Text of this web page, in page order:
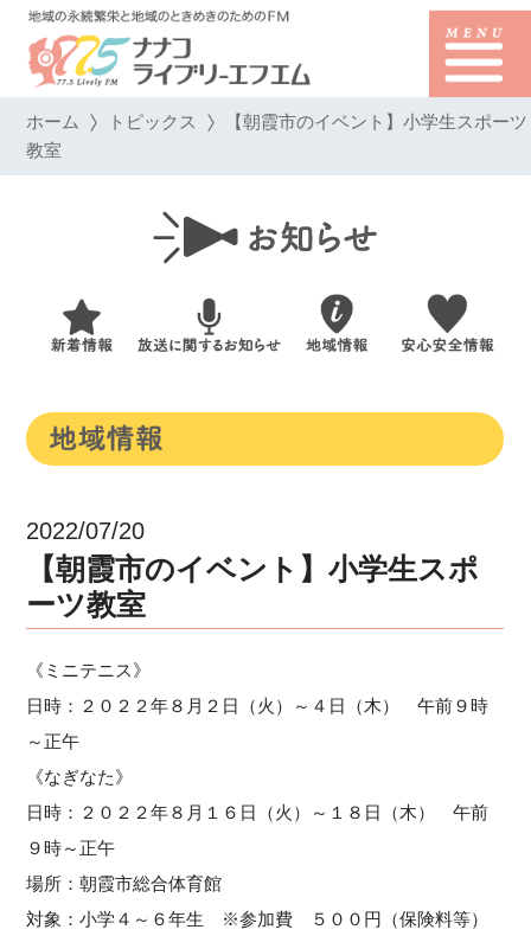
ホーム トピックス 【朝霞市のイベント】小学生スポーツ
教室
2022/07/20
【朝霞市のイベント】小学生スポ
ーツ教室
《ミニテニス》
日時：２０２２年８月２日（火）～４日（木） 午前９時
～正午
《なぎなた》
日時：２０２２年８月１６日（火）～１８日（木） 午前
９時～正午
場所：朝霞市総合体育館
対象：小学４～６年生 ※参加費 ５００円（保険料等）